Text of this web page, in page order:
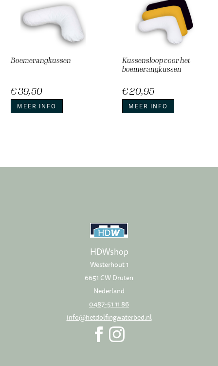
Boemerangkussen
€ 39,50
MEER INFO
Kussensloop voor het
boemerangkussen
€ 20,95
MEER INFO
HDWshop
Westerhout 1
6651 CW Druten
Nederland
0487-51 11 86
info@hetdolfingwaterbed.nl